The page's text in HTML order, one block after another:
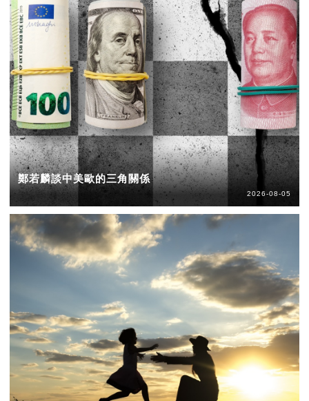
鄭若麟談中美歐的三角關係
2026-08-05